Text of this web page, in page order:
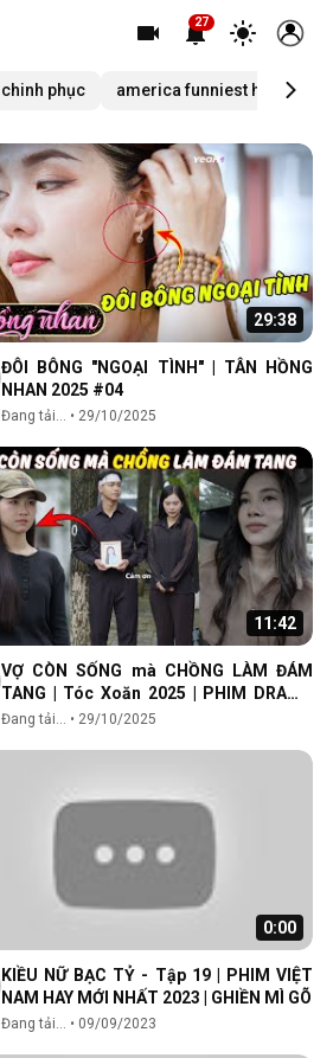
27
chinh phục america funniest home
29:38
ĐÔI BÔNG "NGOẠI TÌNH" | TÂN HỒNG
NHAN 2025 #04
Đang tải... • 29/10/2025
11:42
VỢ CÒN SỐNG mà CHỒNG LÀM ĐÁM
TANG | Tóc Xoăn 2025 | PHIM DRAMA
2025
Đang tải... • 29/10/2025
0:00
KIỀU NỮ BẠC TỶ - Tập 19 | PHIM VIỆT
NAM HAY MỚI NHẤT 2023 | GHIỀN MÌ GÕ
Đang tải... • 09/09/2023